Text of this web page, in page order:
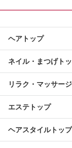
ヘアトップ
ネイル・まつげト
リラク・マッサー
エステトップ
ヘアスタイルトップ